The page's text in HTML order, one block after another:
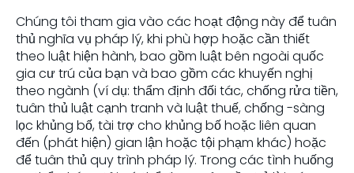
Chúng tôi tham gia vào các hoạt động này để tuân
thủ nghĩa vụ pháp lý, khi phù hợp hoặc cần thiết
theo luật hiện hành, bao gồm luật bên ngoài quốc
gia cư trú của bạn và bao gồm các khuyến nghị
theo ngành (ví dụ: thẩm định đối tác, chống rửa tiền,
tuân thủ luật cạnh tranh và luật thuế, chống -sàng
lọc khủng bố, tài trợ cho khủng bố hoặc liên quan
đến (phát hiện) gian lận hoặc tội phạm khác) hoặc
để tuân thủ quy trình pháp lý. Trong các tình huống